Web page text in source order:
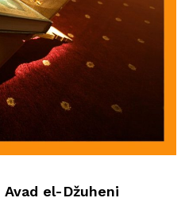
el-Džuheni